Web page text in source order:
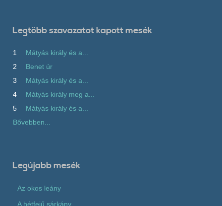
Legtöbb szavazatot kapott mesék
1
Mátyás király és a...
2
Benet úr
3
Mátyás király és a...
4
Mátyás király meg a...
5
Mátyás király és a...
Bővebben...
Legújabb mesék
Az okos leány
A hétfejű sárkány